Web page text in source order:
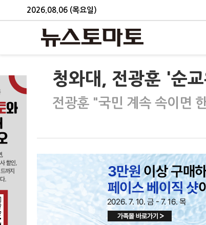
2026.08.06 (목요일)
청와대, 전광훈 '순
전광훈 "국민 계속 속이면